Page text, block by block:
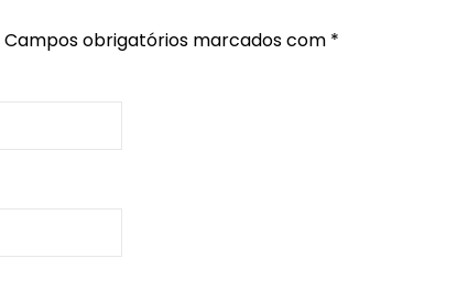
Campos obrigatórios marcados com *